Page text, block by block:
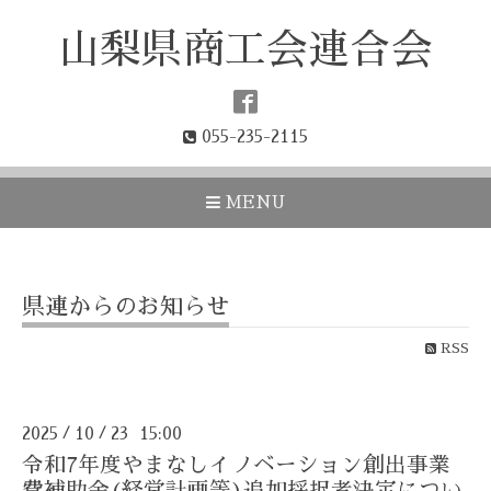
山梨県商工会連合会
055-235-2115
MENU
県連からのお知らせ
RSS
2025 / 10 / 23 15:00
令和7年度やまなしイノベーション創出事業